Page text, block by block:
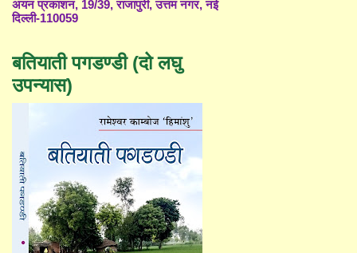
अयन प्रकाशन, 19/39, राजापुरी, उत्तम नगर, नई
दिल्ली-110059
बतियाती पगडण्डी (दो लघु
उपन्यास)